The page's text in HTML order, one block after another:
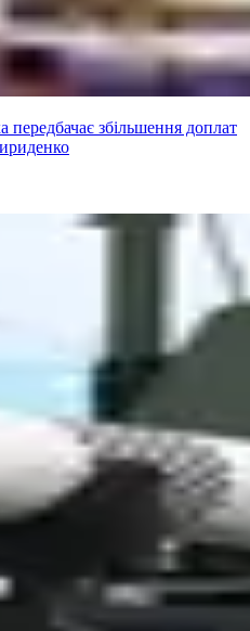
збільшення доплат